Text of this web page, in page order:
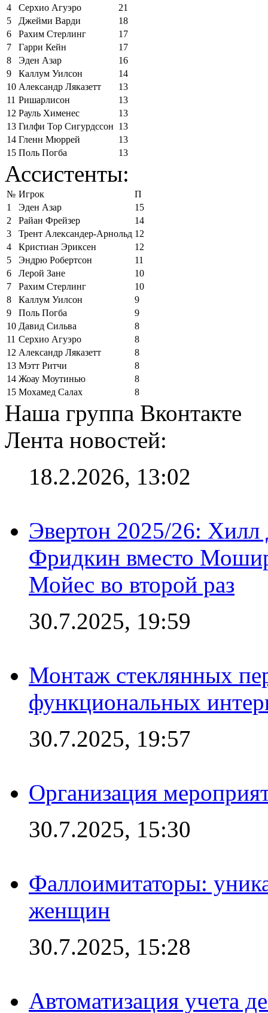
4
Серхио Агуэро
21
5
Джейми Варди
18
6
Рахим Стерлинг
17
7
Гарри Кейн
17
8
Эден Азар
16
9
Каллум Уилсон
14
10 Александр Ляказетт
13
11 Ришарлисон
13
12 Рауль Хименес
13
13 Гилфи Тор Сигурдссон 13
14 Гленн Мюррей
13
15 Поль Погба 13
Ассистенты:
№ Игрок
П
1
Эден Азар
15
2
Райан Фрейзер
14
3
Трент Александер-Арнольд 12
4
Кристиан Эриксен
12
5
Эндрю Робертсон
11
6
Лерой Зане
10
7
Рахим Стерлинг
10
8
Каллум Уилсон
9
9
Поль Погба
9
10 Давид Сильва
8
11 Серхио Агуэро
8
12 Александр Ляказетт
8
13 Мэтт Ритчи
8
14 Жоау Моутинью
8
15 Мохамед Салах 8
Наша группа Вконтакте
Лента новостей:
18.2.2026, 13:02
Эвертон 2025/26:
Фридкин вместо
Мойес во второй раз
30.7.2025, 19:59
Монтаж стеклянных
функциональных
30.7.2025, 19:57
Организация
30.7.2025, 15:30
Фаллоимитаторы:
женщин
30.7.2025, 15:28
Автоматизация учета